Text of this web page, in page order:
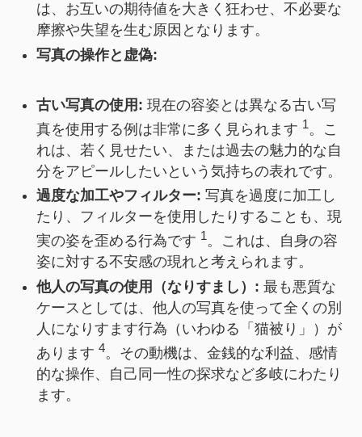
は、お互いの期待値を大きく狂わせ、不必要な
摩擦や失望を生む原因となります。
写真の操作と虚偽:
古い写真の使用: 現在の容姿とは異なる古い写
真を使用する例は非常に多く見られます 1。こ
れは、若く見せたい、または過去の魅力的な自
分をアピールしたいという気持ちの表れです。
過度な加工やフィルター: 写真を過度に加工し
たり、フィルターを使用したりすることも、現
実の姿を歪める行為です 1。これは、自身の容
姿に対する不安感の現れと考えられます。
他人の写真の使用（なりすまし）: 最も悪質な
ケースとしては、他人の写真を使って全くの別
人になりすます行為（いわゆる「猫被り」）が
あります 4。その動機は、金銭的な利益、感情
的な操作、自己同一性の探求など多岐にわたり
ます。